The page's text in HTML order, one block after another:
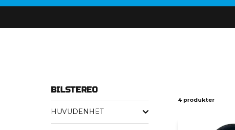
BILSTEREO
HUVUDENHET
4 produkter